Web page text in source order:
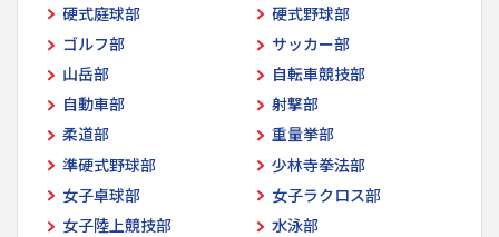
硬式庭球部
硬式野球部
ゴルフ部
サッカー部
山岳部
自転車競技部
自動車部
射撃部
柔道部
重量挙部
準硬式野球部
少林寺拳法部
女子卓球部
女子ラクロス部
女子陸上競技部
水泳部